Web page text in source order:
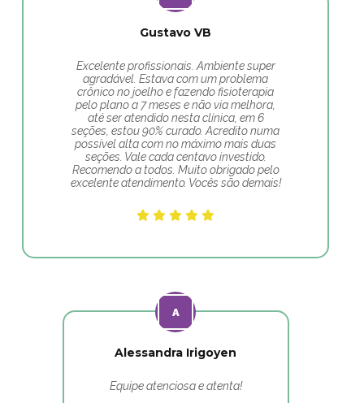
Gustavo VB
Excelente profissionais. Ambiente super
agradável. Estava com um problema
crônico no joelho e fazendo fisioterapia
pelo plano a 7 meses e não via melhora,
até ser atendido nesta clínica, em 6
seções, estou 90% curado. Acredito numa
possível alta com no máximo mais duas
seções. Vale cada centavo investido.
Recomendo a todos. Muito obrigado pelo
excelente atendimento. Vocês são demais!
Alessandra Irigoyen
Equipe atenciosa e atenta!